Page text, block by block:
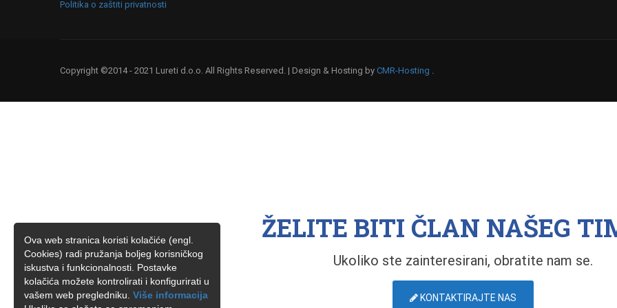
Politika o zaštiti privatnosti
Copyright ©2014 - 2021 Lureti d.o.o. All Rights Reserved. | Design & Hosting by CMR-Hosting .
ŽELITE BITI ČLAN NAŠEG
Ukoliko ste zainteresirani, obratite nam se.
KONTAKTIRAJTE NAS
Ova web stranica koristi kolačiće (engl.
Cookies) radi pružanja boljeg korisničkog
iskustva i funkcionalnosti. Postavke
kolačića možete kontrolirati i konfigurirati u
vašem web pregledniku. Više informacija